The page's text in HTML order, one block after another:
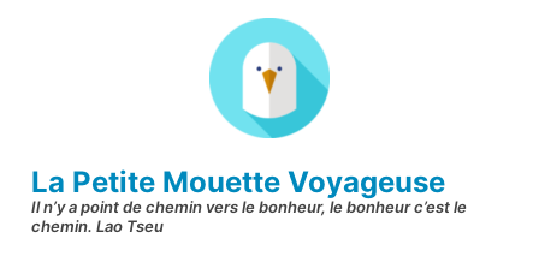
La Petite Mouette Voyageuse
Il n’y a point de chemin vers le bonheur, le bonheur c’est le
chemin. Lao Tseu